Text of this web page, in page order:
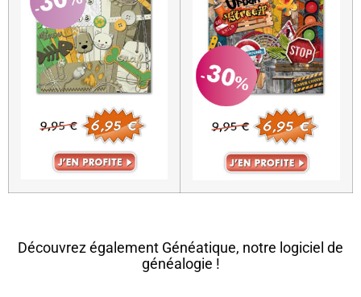
Découvrez également Généatique, notre logiciel de
généalogie !